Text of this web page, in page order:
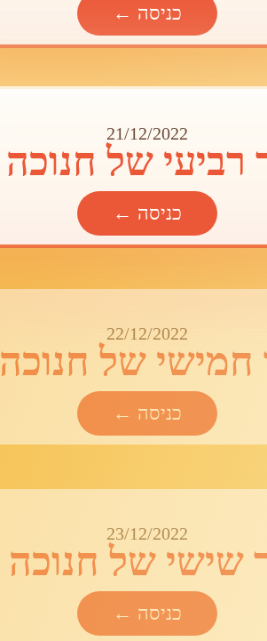
כניסה ←
21/12/2022
רביעי של חנוכה
כניסה ←
22/12/2022
חמישי של חנוכה
כניסה ←
23/12/2022
שישי של חנוכה
כניסה ←